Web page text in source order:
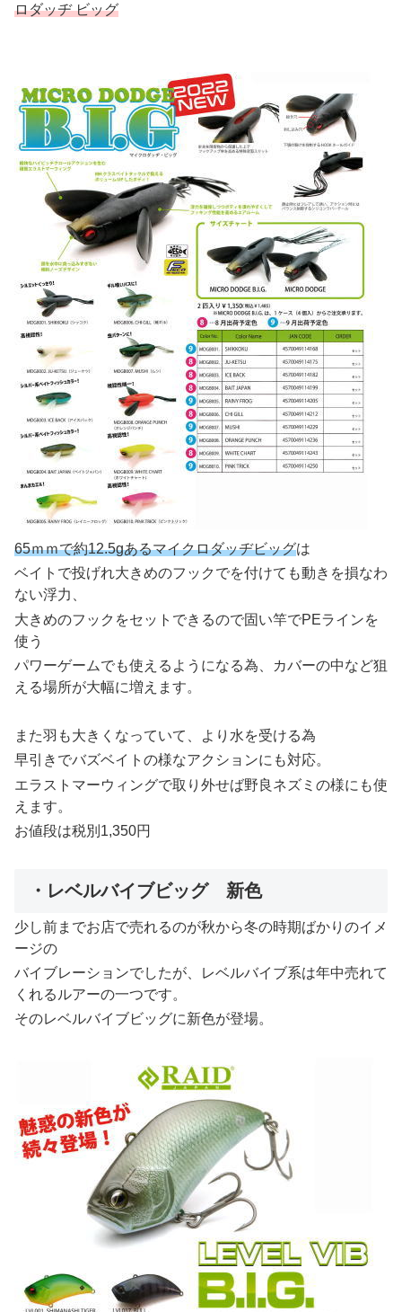
ロダッヂ ビッグ
65ｍｍで約12.5gあるマイクロダッヂビッグは
ベイトで投げれ大きめのフックでを付けても動きを損なわ
ない浮力、
大きめのフックをセットできるので固い竿でPEラインを
使う
パワーゲームでも使えるようになる為、カバーの中など狙
える場所が大幅に増えます。
また羽も大きくなっていて、より水を受ける為
早引きでバズベイトの様なアクションにも対応。
エラストマーウィングで取り外せば野良ネズミの様にも使
えます。
お値段は税別1,350円
・レベルバイブビッグ 新色
少し前までお店で売れるのが秋から冬の時期ばかりのイメ
ージの
バイブレーションでしたが、レベルバイブ系は年中売れて
くれるルアーの一つです。
そのレベルバイブビッグに新色が登場。